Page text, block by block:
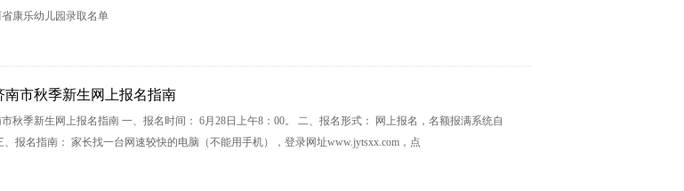
省康乐幼儿园录取名单
南市秋季新生网上报名指南
市秋季新生网上报名指南 一、报名时间： 6月28日上午8：00。 二、报名形式： 网上报名，名额报满系统自
、报名指南： 家长找一台网速较快的电脑（不能用手机），登录网址www.jytsxx.com，点